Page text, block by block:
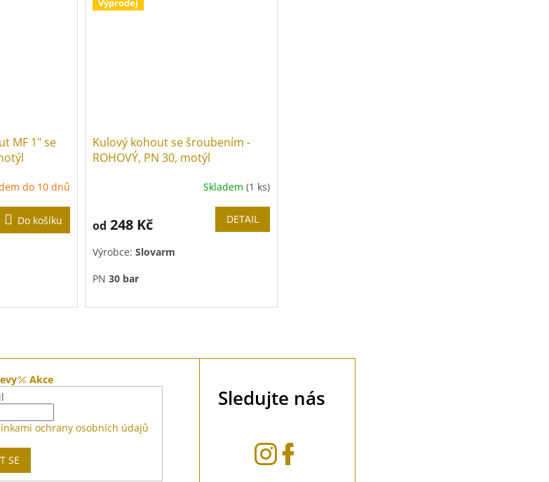
MF 1" se
do 10 dnů
Do košíku
Výprodej
Kulový kohout se šroubením -
ROHOVÝ, PN 30, motýl
Skladem (1 ks)
od 248 Kč DETAIL
Výrobce:Slovarm
PN 30 bar
Byla ukončena výroba! Jedná se o
Akce
ochrany osobních údajů
SE
Sledujte nás